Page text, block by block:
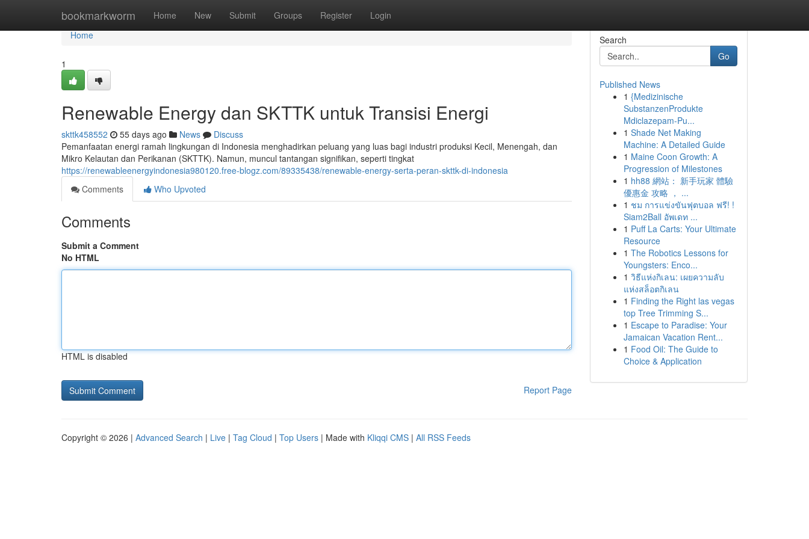
bookmarkworm Home New Submit Groups Register Login
Home
Home
1
Renewable Energy dan SKTTK untuk Transisi Energi
skttk458552 55 days ago News
Discuss
Pemanfaatan energi ramah lingkungan di Indonesia menghadirkan peluang yang luas bagi industri produksi Kecil, Menengah, dan
Mikro Kelautan dan Perikanan (SKTTK). Namun, muncul tantangan signifikan, seperti tingkat
https://renewableenergyindonesia980120.free-blogz.com/89335438/renewable-energy-serta-peran-skttk-di-indonesia
Comments
Who Upvoted
Comments
Submit a Comment
No HTML
HTML is disabled
Report Page
Search
Go
Published News
1 {Medizinische
SubstanzenProdukte
Mdiclazepam-Pu...
1 Shade Net Making
Machine: A Detailed Guide
1 Maine Coon Growth: A
Progression of Milestones
1 hh88 網站： 新手玩家 體驗
優惠金 攻略 ， ...
1 ชม การแข่งขันฟุตบอล ฟรี! !
Siam2Ball อัพเดท ...
1 Puff La Carts: Your Ultimate
Resource
1 The Robotics Lessons for
Youngsters: Enco...
1 วิธีแห่งกิเลน: เผยความลับ
แห่งสล็อตกิเลน
1 Finding the Right las vegas
top Tree Trimming S...
1 Escape to Paradise: Your
Jamaican Vacation Rent...
1 Food Oil: The Guide to
Choice & Application
Copyright © 2026 | Advanced Search | Live | Tag Cloud | Top Users | Made with Kliqqi CMS | All RSS Feeds